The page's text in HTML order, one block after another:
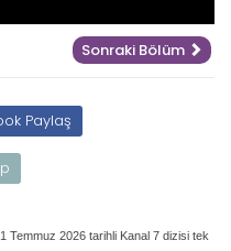
Sonraki Bölüm
Paylaş
Temmuz 2026 tarihli Kanal 7 dizisi tek